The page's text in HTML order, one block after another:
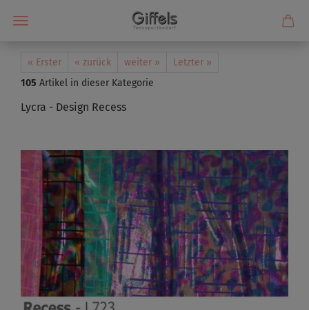
« Erster « zurück weiter »
Letzter »
105 Artikel in dieser Kategorie
Lycra - Design Recess